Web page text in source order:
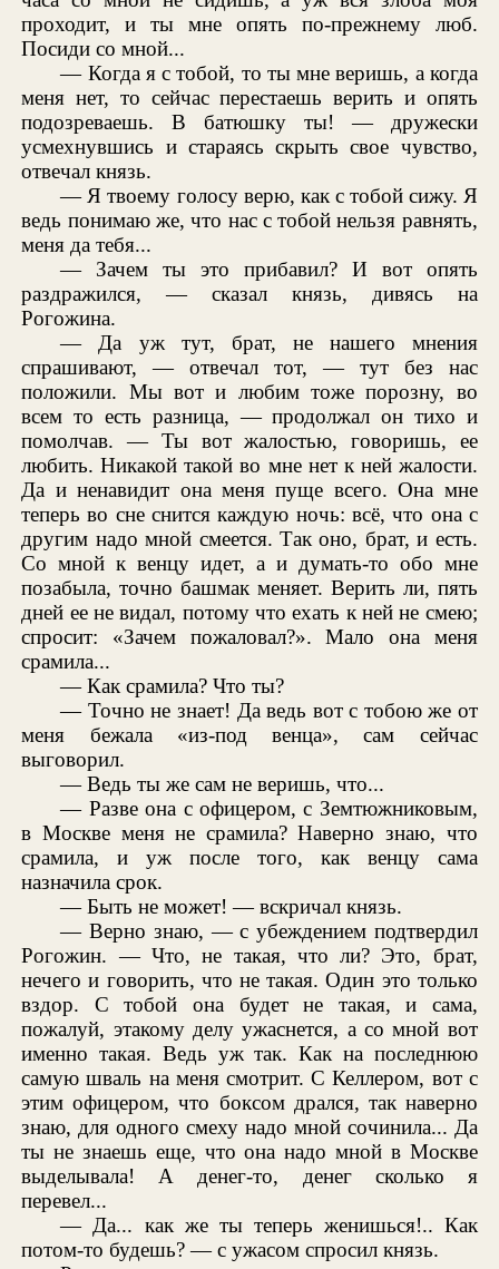
проходит, и ты мне опять по-прежнему люб.
Посиди со мной...
— Когда я с тобой, то ты мне веришь, а когда
меня нет, то сейчас перестаешь верить и опять
подозреваешь. В батюшку ты! — дружески
усмехнувшись и стараясь скрыть свое чувство,
отвечал князь.
— Я твоему голосу верю, как с тобой сижу. Я
ведь понимаю же, что нас с тобой нельзя равнять,
меня да тебя...
— Зачем ты это прибавил? И вот опять
раздражился, — сказал князь, дивясь на
Рогожина.
— Да уж тут, брат, не нашего мнения
спрашивают, — отвечал тот, — тут без нас
положили. Мы вот и любим тоже порозну, во
всем то есть разница, — продолжал он тихо и
помолчав. — Ты вот жалостью, говоришь, ее
любить. Никакой такой во мне нет к ней жалости.
Да и ненавидит она меня пуще всего. Она мне
теперь во сне снится каждую ночь: всё, что она с
другим надо мной смеется. Так оно, брат, и есть.
Со мной к венцу идет, а и думать-то обо мне
позабыла, точно башмак меняет. Верить ли, пять
дней ее не видал, потому что ехать к ней не смею;
спросит: «Зачем пожаловал?». Мало она меня
срамила...
— Как срамила? Что ты?
— Точно не знает! Да ведь вот с тобою же от
меня бежала «из-под венца», сам сейчас
выговорил.
— Ведь ты же сам не веришь, что...
— Разве она с офицером, с Земтюжниковым,
в Москве меня не срамила? Наверно знаю, что
срамила, и уж после того, как венцу сама
назначила срок.
— Быть не может! — вскричал князь.
— Верно знаю, — с убеждением подтвердил
Рогожин. — Что, не такая, что ли? Это, брат,
нечего и говорить, что не такая. Один это только
вздор. С тобой она будет не такая, и сама,
пожалуй, этакому делу ужаснется, а со мной вот
именно такая. Ведь уж так. Как на последнюю
самую шваль на меня смотрит. С Келлером, вот с
этим офицером, что боксом дрался, так наверно
знаю, для одного смеху надо мной сочинила... Да
ты не знаешь еще, что она надо мной в Москве
выделывала! А денег-то, денег сколько я
перевел...
— Да... как же ты теперь женишься!.. Как
потом-то будешь? — с ужасом спросил князь.